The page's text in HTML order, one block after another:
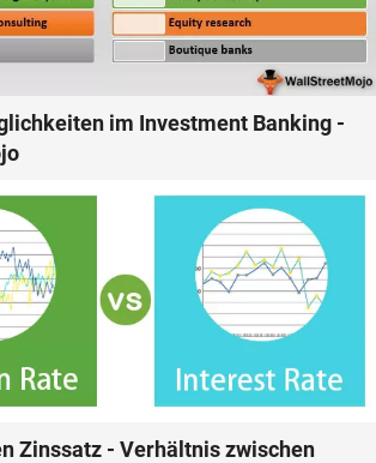
im Investment Banking -
Zinssatz - Verhältnis zwischen